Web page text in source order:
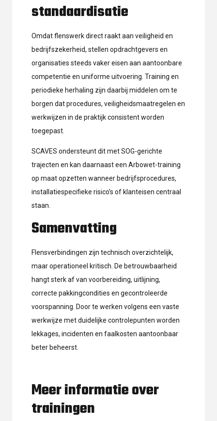
standaardisatie
Omdat flenswerk direct raakt aan veiligheid en
bedrijfszekerheid, stellen opdrachtgevers en
organisaties steeds vaker eisen aan aantoonbare
competentie en uniforme uitvoering. Training en
periodieke herhaling zijn daarbij middelen om te
borgen dat procedures, veiligheidsmaatregelen en
werkwijzen in de praktijk consistent worden
toegepast.
SCAVES ondersteunt dit met SOG-gerichte
trajecten en kan daarnaast een Arbowet-training
op maat opzetten wanneer bedrijfsprocedures,
installatiespecifieke risico’s of klanteisen centraal
staan.
Samenvatting
Flensverbindingen zijn technisch overzichtelijk,
maar operationeel kritisch. De betrouwbaarheid
hangt sterk af van voorbereiding, uitlijning,
correcte pakkingcondities en gecontroleerde
voorspanning. Door te werken volgens een vaste
werkwijze met duidelijke controlepunten worden
lekkages, incidenten en faalkosten aantoonbaar
beter beheerst.
Meer informatie over
trainingen